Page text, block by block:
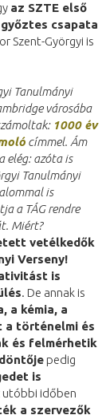
az SZTE első
csapata
Szent-Györgyi is
Tanulmányi
városába
1000 év
címmel. Ám
elég: azóta is
Tanulmányi
is
a TÁG rendre
Miért?
vetélkedők
Verseny!
is
. De annak is
a kémia, a
történelmi és
és felmérhetik
pedig
is
utóbbi időben
a szervezők